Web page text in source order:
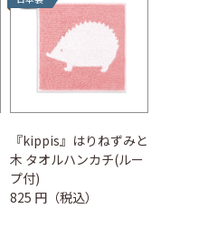
『kippis』はりねずみと
木 タオルハンカチ(ルー
プ付)
825 円（税込）